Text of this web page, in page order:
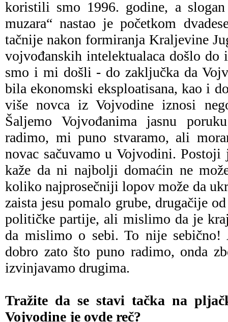
koristili smo 1996. godine, a
muzara“ nastao je početkom
tačnije nakon formiranja Kraljevine
vojvođanskih intelektualaca došlo do
smo i mi došli - do zaključka da
bila ekonomski eksploatisana, kao i
više novca iz Vojvodine iznosi
Šaljemo Vojvođanima jasnu
radimo, mi puno stvaramo, ali
novac sačuvamo u Vojvodini. Postoji
kaže da ni najbolji domaćin ne
koliko najprosečniji lopov može da
zaista jesu pomalo grube, drugačije
političke partije, ali mislimo da je
da mislimo o sebi. To nije
dobro zato što puno radimo, onda
izvinjavamo drugima.
Tražite da se stavi tačka na
Vojvodine je ovde reč?